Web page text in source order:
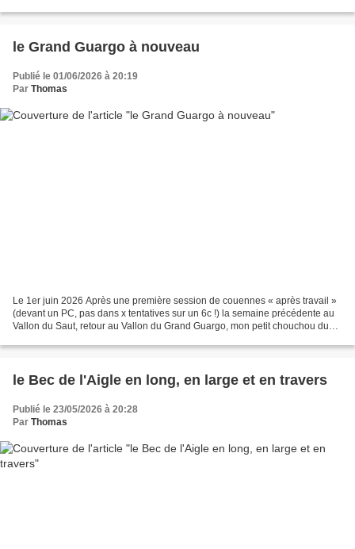
le Grand Guargo à nouveau
Publié le 01/06/2026 à 20:19
Par Thomas
Le 1er juin 2026 Après une première session de couennes « après travail »
(devant un PC, pas dans x tentatives sur un 6c !) la semaine précédente au
Vallon du Saut, retour au Vallon du Grand Guargo, mon petit chouchou du
le Bec de l'Aigle en long, en large et en travers
Publié le 23/05/2026 à 20:28
Par Thomas